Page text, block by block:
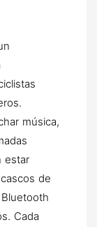
música,
estar
de
Cada